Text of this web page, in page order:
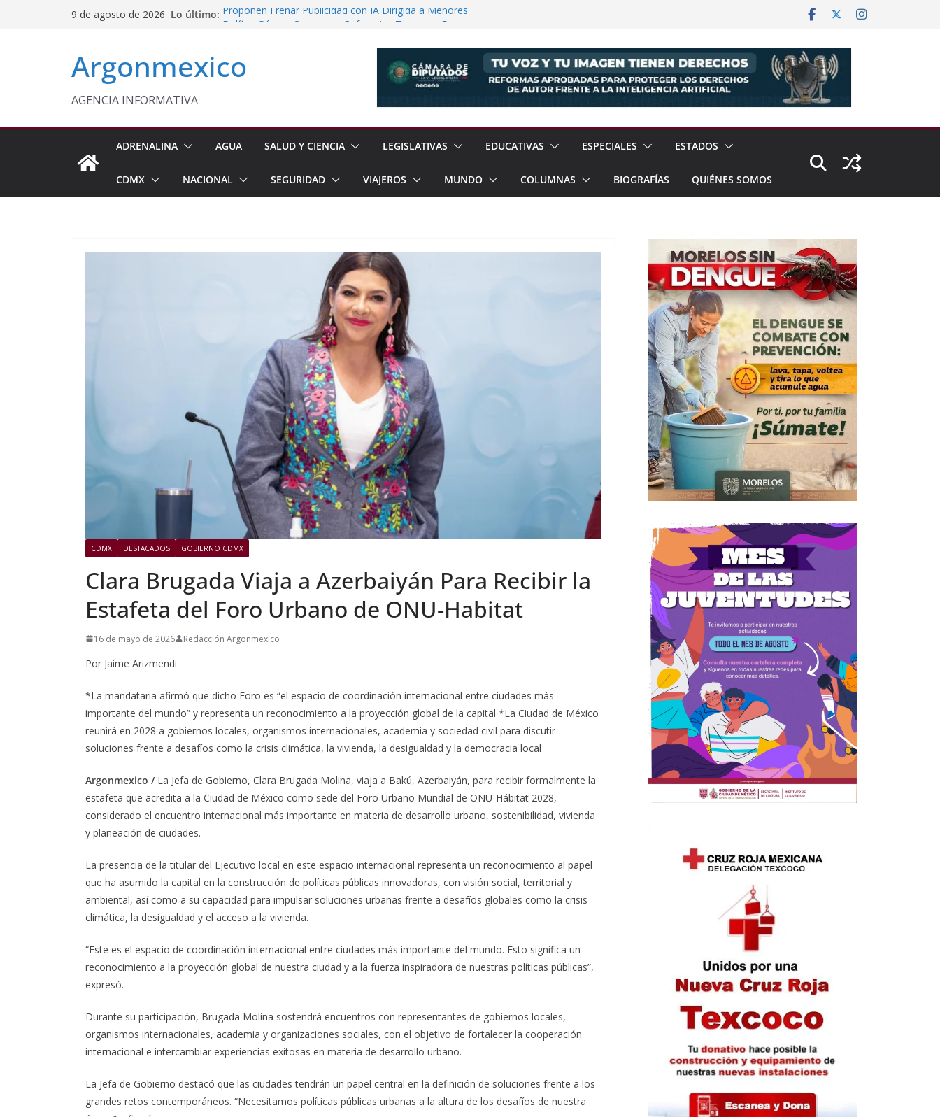
9 de agosto de 2026 Lo último: Proponen Frenar Publicidad con IA Dirigida a Menores
Café Mexiquense Conquista Mercado Chino con Acuerdo de
Exportación
Sheinbaum y Delfina Gómez Refuerzan Oferta Educativa en
Nuevo CBTA en Texcoco
Argonmexico
AGENCIA INFORMATIVA
ADRENALINA AGUA SALUD Y CIENCIA LEGISLATIVAS EDUCATIVAS ESPECIALES ESTADOS
CDMX NACIONAL SEGURIDAD VIAJEROS MUNDO COLUMNAS BIOGRAFÍAS QUIÉNES SOMOS
CDMX DESTACADOS GOBIERNO CDMX
Clara Brugada Viaja a Azerbaiyán Para Recibir la
Estafeta del Foro Urbano de ONU-Habitat
16 de mayo de 2026 Redacción Argonmexico
Por Jaime Arizmendi
*La mandataria afirmó que dicho Foro es “el espacio de coordinación internacional entre ciudades más
importante del mundo” y representa un reconocimiento a la proyección global de la capital *La Ciudad de México
reunirá en 2028 a gobiernos locales, organismos internacionales, academia y sociedad civil para discutir
soluciones frente a desafíos como la crisis climática, la vivienda, la desigualdad y la democracia local
Argonmexico / La Jefa de Gobierno, Clara Brugada Molina, viaja a Bakú, Azerbaiyán, para recibir formalmente la
estafeta que acredita a la Ciudad de México como sede del Foro Urbano Mundial de ONU-Hábitat 2028,
considerado el encuentro internacional más importante en materia de desarrollo urbano, sostenibilidad, vivienda
y planeación de ciudades.
La presencia de la titular del Ejecutivo local en este espacio internacional representa un reconocimiento al papel
que ha asumido la capital en la construcción de políticas públicas innovadoras, con visión social, territorial y
ambiental, así como a su capacidad para impulsar soluciones urbanas frente a desafíos globales como la crisis
climática, la desigualdad y el acceso a la vivienda.
“Este es el espacio de coordinación internacional entre ciudades más importante del mundo. Esto significa un
reconocimiento a la proyección global de nuestra ciudad y a la fuerza inspiradora de nuestras políticas públicas”,
expresó.
Durante su participación, Brugada Molina sostendrá encuentros con representantes de gobiernos locales,
organismos internacionales, academia y organizaciones sociales, con el objetivo de fortalecer la cooperación
internacional e intercambiar experiencias exitosas en materia de desarrollo urbano.
La Jefa de Gobierno destacó que las ciudades tendrán un papel central en la definición de soluciones frente a los
grandes retos contemporáneos. “Necesitamos políticas públicas urbanas a la altura de los desafíos de nuestra